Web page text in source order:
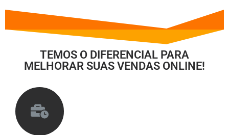
TEMOS O DIFERENCIAL PARA
MELHORAR SUAS VENDAS ONLINE!